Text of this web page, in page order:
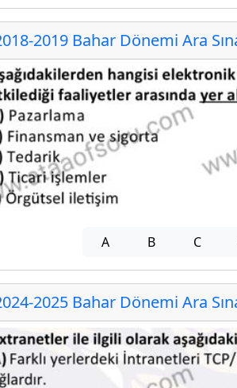
2019 Bahar Dönemi Ara
A B C
2025 Bahar Dönemi Ara